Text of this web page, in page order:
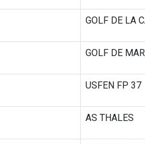
GOLF DE LA
GOLF DE
USFEN FP 37
AS THALES